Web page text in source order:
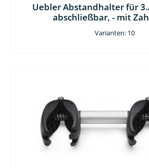
Uebler Abstandhalter für
abschließbar, - mit
Varianten: 10